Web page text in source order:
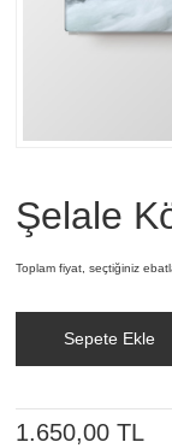
Şelale
Toplam fiyat, seçtiğiniz
Sepete Ekle
1.650,00 TL